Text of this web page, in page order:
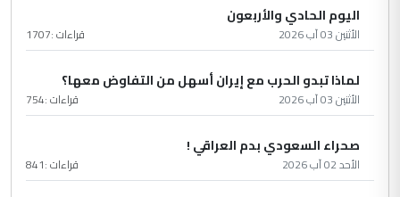
اليوم الحادي والأربعون
الأثنين 03 آب 2026 قراءات :1707
لماذا تبدو الحرب مع إيران أسهل من التفاوض معها؟
الأثنين 03 آب 2026 قراءات :754
صحراء السعودي بدم العراقي !
الأحد 02 آب 2026 قراءات :841